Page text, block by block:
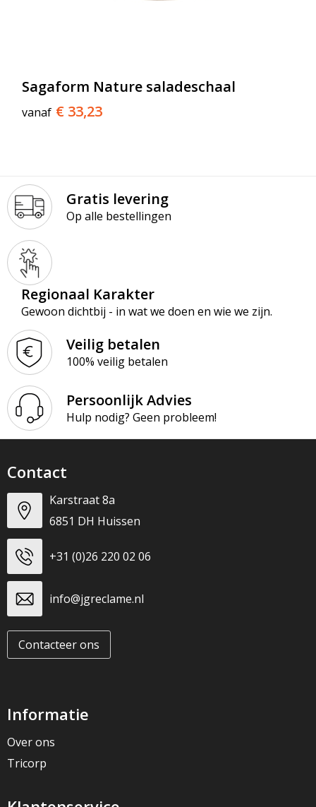
Sagaform Nature saladeschaal
vanaf € 33,23
Gratis levering
Op alle bestellingen
Regionaal Karakter
Gewoon dichtbij - in wat we doen en wie we zijn.
Veilig betalen
100% veilig betalen
Persoonlijk Advies
Hulp nodig? Geen probleem!
Contact
Karstraat 8a
6851 DH Huissen
+31 (0)26 220 02 06
info@jgreclame.nl
Contacteer ons
Informatie
Over ons
Tricorp